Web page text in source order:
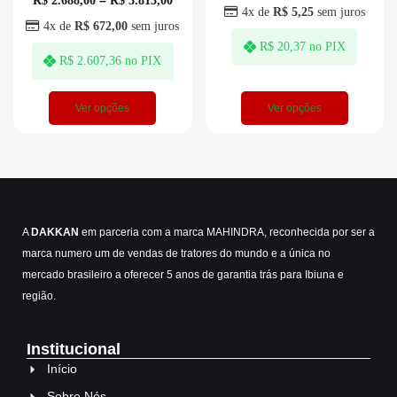
R$ 2.607,36 no PIX
4x deR$ 672,00 sem juros
Ver opções
R$20,37 no PIX
4x de R$5,25sem juros
Ver opções
ADAKKAN em parceria com a marca MAHINDRA, reconhecida por ser a
marca numero um de vendas de tratores do mundo e a única no
mercado brasileiro a oferecer 5 anos de garantia trás para Ibiuna e
região.
Institucional
Início